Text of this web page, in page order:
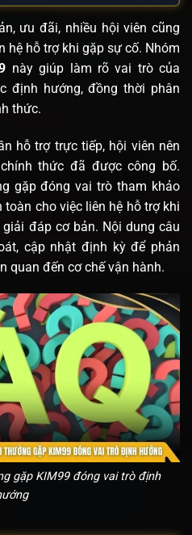
ưu đãi, nhiều hội viên cũng
hệ hỗ trợ khi gặp sự cố. Nhóm
này giúp làm rõ vai trò của
định hướng, đồng thời phân
thức.
hỗ trợ trực tiếp, hội viên nên
thức đã được công bố.
gặp đóng vai trò tham khảo
cho việc liên hệ hỗ trợ khi
đáp cơ bản. Nội dung câu
cập nhật định kỳ để phản
quan đến cơ chế vận hành.
gặp KIM99 đóng vai trò định